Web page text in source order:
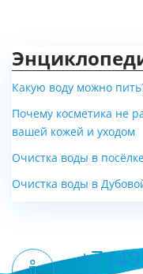
Какую воду можно
Почему косметика не
вашей кожей и уходом
Очистка воды в
Очистка воды в
+7